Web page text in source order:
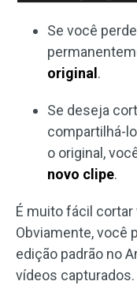
Se você
original .
Se deseja
compartilhá-
o original,
novo clipe.
É muito fácil cortar
Obviamente, você
edição padrão no
vídeos capturados.